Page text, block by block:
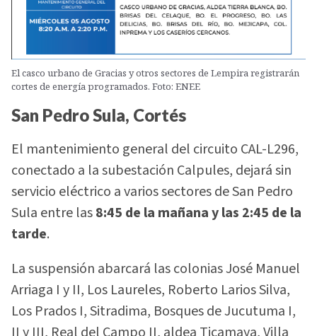
El casco urbano de Gracias y otros sectores de Lempira registrarán
cortes de energía programados. Foto: ENEE
San Pedro Sula, Cortés
El mantenimiento general del circuito CAL-L296,
conectado a la subestación Calpules, dejará sin
servicio eléctrico a varios sectores de San Pedro
Sula entre las8:45 de la mañana y las 2:45 de la
tarde.
La suspensión abarcará las colonias José Manuel
Arriaga I y II, Los Laureles, Roberto Larios Silva,
Los Prados I, Sitradima, Bosques de Jucutuma I,